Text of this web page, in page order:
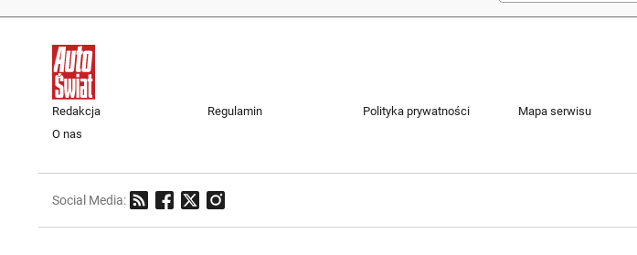
Redakcja Regulamin Polityka prywatności Mapa serwisu
O nas
Social Media: